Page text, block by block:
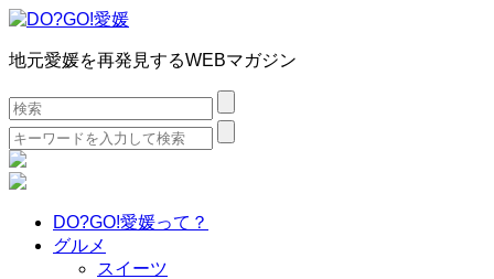
地元愛媛を再発見するWEBマガジン
検
索:
検
索:
DO?GO!愛媛って？
グルメ
スイーツ